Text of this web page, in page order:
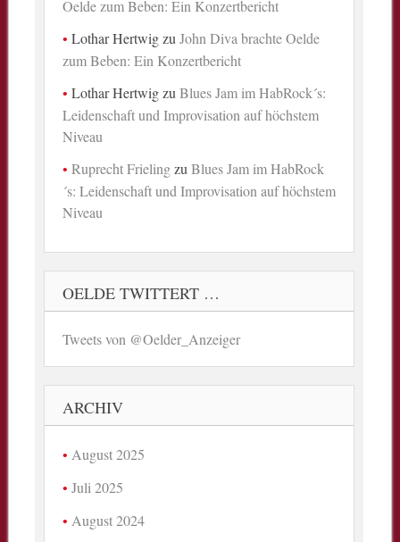
Oelde zum Beben: Ein Konzertbericht
Lothar HertwigzuJohn Diva brachte Oelde
zum Beben: Ein Konzertbericht
Lothar HertwigzuBlues Jam im HabRock´s:
Leidenschaft und Improvisation auf höchstem
Niveau
Ruprecht FrielingzuBlues Jam im HabRock
´s: Leidenschaft und Improvisation auf höchstem
Niveau
OELDE TWITTERT …
Tweets von @Oelder_Anzeiger
ARCHIV
August 2025
Juli 2025
August 2024